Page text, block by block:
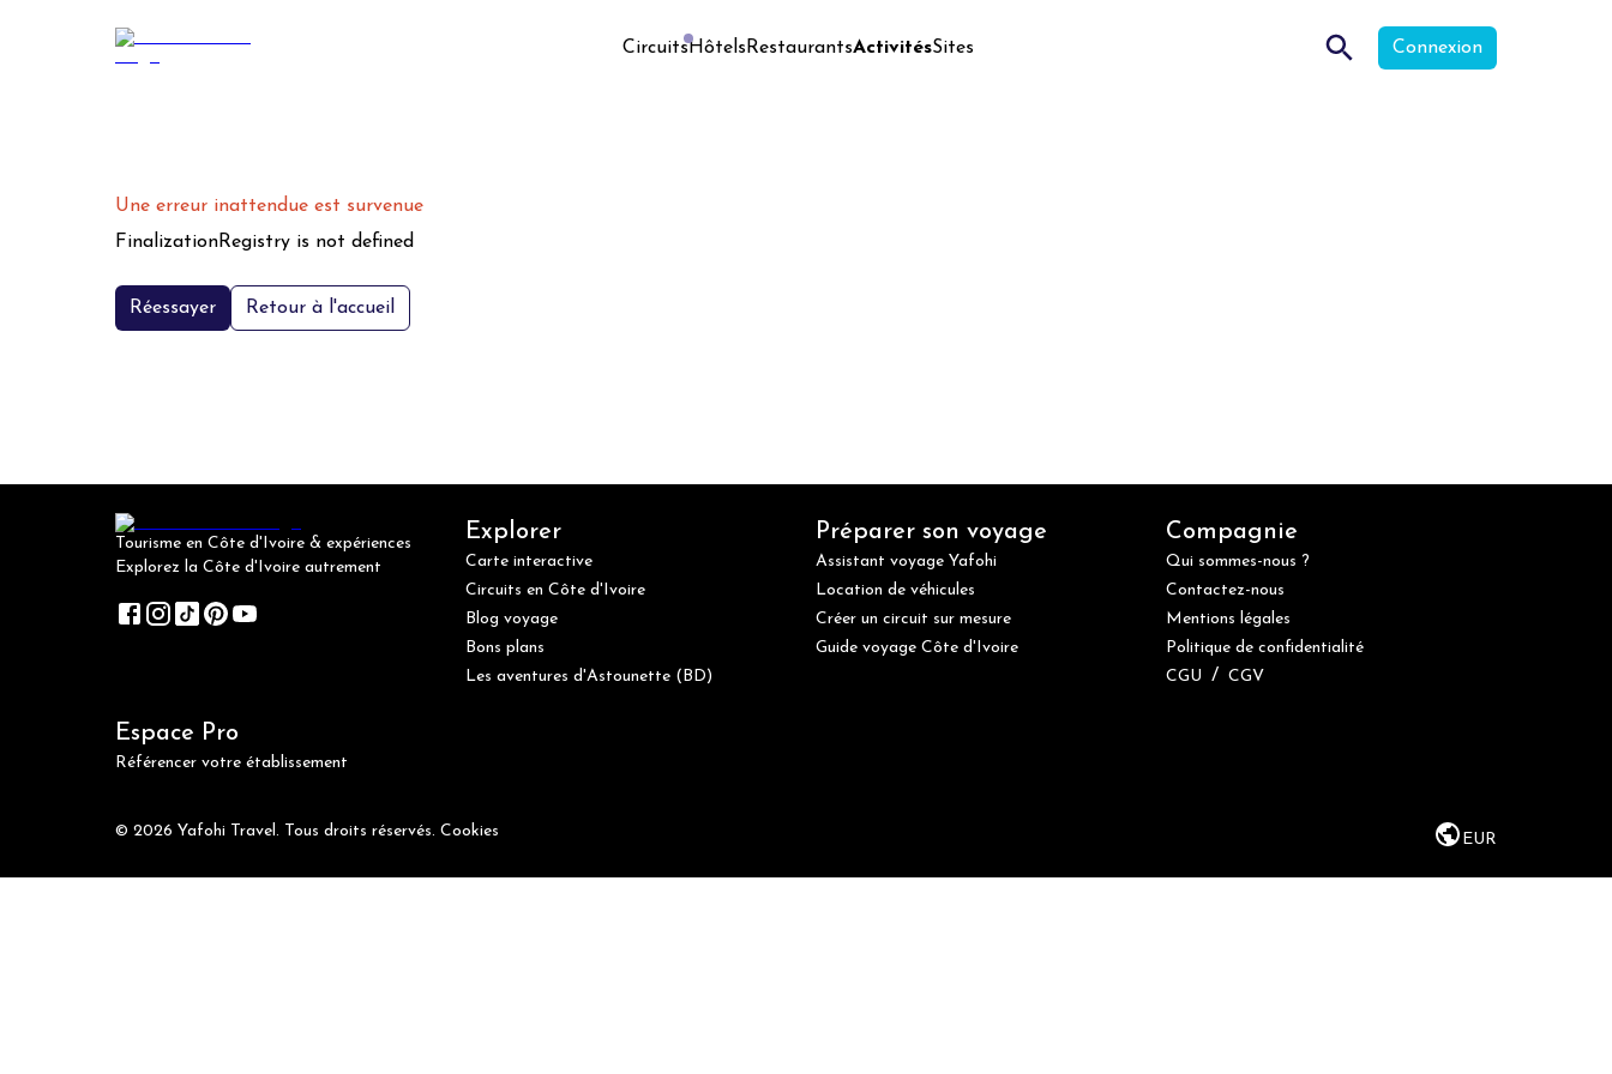
CircuitsHôtels RestaurantsActivitésSites Connexion
Une erreur inattendue est survenue
FinalizationRegistry is not defined
Réessayer Retour à l'accueil
Tourisme en Côte d'Ivoire & expériences
Explorez la Côte d'Ivoire autrement
Explorer
Carte interactive
Circuits en Côte d'Ivoire
Blog voyage
Bons plans
Les aventures d'Astounette (BD)
Préparer son voyage
Assistant voyage Yafohi
Location de véhicules
Créer un circuit sur mesure
Guide voyage Côte d'Ivoire
Compagnie
Qui sommes-nous ?
Contactez-nous
Mentions légales
Politique de confidentialité
CGU / CGV
Espace Pro
Référencer votre établissement
© 2026 Yafohi Travel. Tous droits réservés. Cookies EUR